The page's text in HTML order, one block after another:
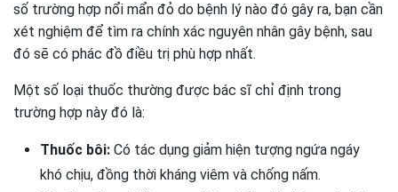
số trường hợp nổi mẩn đỏ do bệnh lý nào đó gây ra, bạn cần
xét nghiệm để tìm ra chính xác nguyên nhân gây bệnh, sau
đó sẽ có phác đồ điều trị phù hợp nhất.
Một số loại thuốc thường được bác sĩ chỉ định trong
trường hợp này đó là:
Thuốc bôi: Có tác dụng giảm hiện tượng ngứa ngáy
khó chịu, đồng thời kháng viêm và chống nấm.